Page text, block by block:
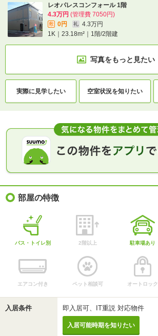
レオパレスコンフォール 1階
4.3万円 (管理費 7050円)
敷 0円 礼
4.3万円
1K｜23.18m²｜1階/2階建
写真をもっと見たい
実際に見学したい 空室状況を知りたい
部屋の特徴
バス・トイレ別 2階以上 駐車場あり
エアコン付き ペット相談可 オートロック
入居条件 即入居可、IT重説 対応物件
入居可能時期を知りたい